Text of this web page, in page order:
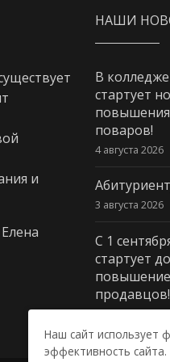
и
НАШИ
В колледже
стартует
поваров!
4 августа 2026
3 августа 2026
С 1
стартует
продавцов!
3 августа 2026
Наш сайт использует
эффективность